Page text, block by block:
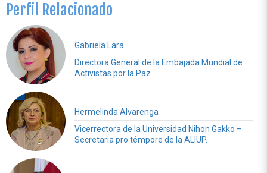
Perfil Relacionado
Gabriela Lara
Directora General de la Embajada Mundial de
Activistas por la Paz
Hermelinda Alvarenga
Vicerrectora de la Universidad Nihon Gakko –
Secretaria pro témpore de la ALIUP.